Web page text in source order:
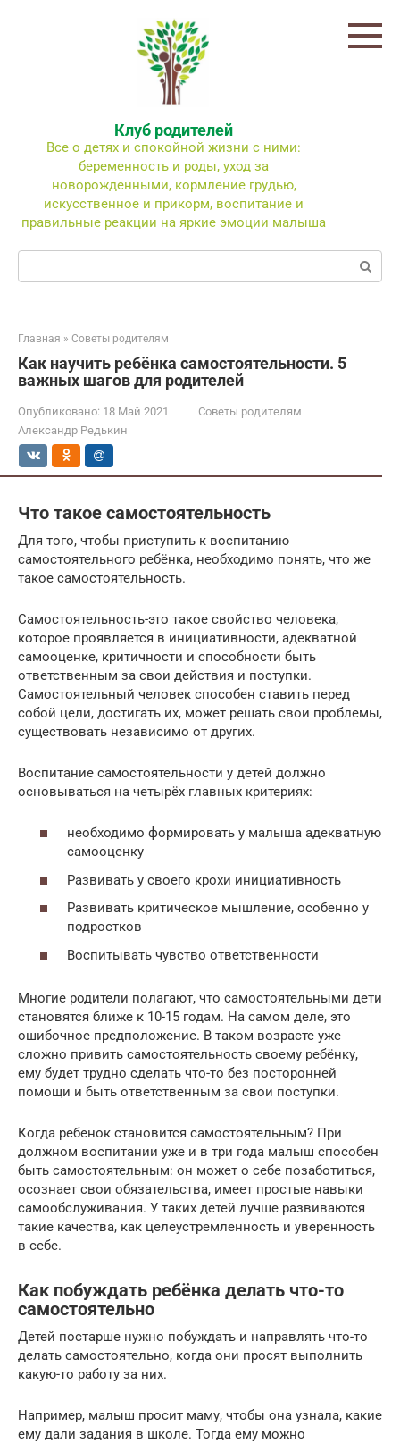
Клуб родителей
Все о детях и спокойной жизни с ними:
беременность и роды, уход за
новорожденными, кормление грудью,
искусственное и прикорм, воспитание и
правильные реакции на яркие эмоции малыша
Поиск:
Главная » Советы родителям
Как научить ребёнка самостоятельности. 5
важных шагов для родителей
Опубликовано: 18 Май 2021
Советы родителям
Александр Редькин
Что такое самостоятельность
Для того, чтобы приступить к воспитанию
самостоятельного ребёнка, необходимо понять, что же
такое самостоятельность.
Самостоятельность-это такое свойство человека,
которое проявляется в инициативности, адекватной
самооценке, критичности и способности быть
ответственным за свои действия и поступки.
Самостоятельный человек способен ставить перед
собой цели, достигать их, может решать свои проблемы,
существовать независимо от других.
Воспитание самостоятельности у детей должно
основываться на четырёх главных критериях:
необходимо формировать у малыша адекватную
самооценку
Развивать у своего крохи инициативность
Развивать критическое мышление, особенно у
подростков
Воспитывать чувство ответственности
Многие родители полагают, что самостоятельными дети
становятся ближе к 10-15 годам. На самом деле, это
ошибочное предположение. В таком возрасте уже
сложно привить самостоятельность своему ребёнку,
ему будет трудно сделать что-то без посторонней
помощи и быть ответственным за свои поступки.
Когда ребенок становится самостоятельным? При
должном воспитании уже и в три года малыш способен
быть самостоятельным: он может о себе позаботиться,
осознает свои обязательства, имеет простые навыки
самообслуживания. У таких детей лучше развиваются
такие качества, как целеустремленность и уверенность
в себе.
Как побуждать ребёнка делать что-то
самостоятельно
Детей постарше нужно побуждать и направлять что-то
делать самостоятельно, когда они просят выполнить
какую-то работу за них.
Например, малыш просит маму, чтобы она узнала, какие
ему дали задания в школе. Тогда ему можно